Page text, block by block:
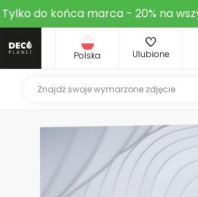
Tylko do końca marca - 20% na
Polska Ulubione